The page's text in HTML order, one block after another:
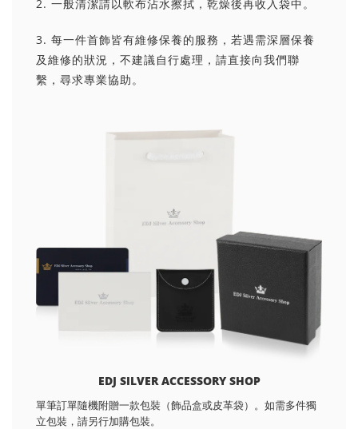
2. 一般清潔請以軟布沾水擦拭，乾燥後再收入袋中。
3. 每一件首飾皆有維修保養的服務，若遇需深層保養
及維修的狀況，不建議自行處理，請直接向我們聯
繫，尋求專業協助。
EDJ SILVER ACCESSORY SHOP
單筆訂單隨機附贈一款包裝（飾品盒或皮革袋）。如需多件獨
立包裝，請另行加購包裝。